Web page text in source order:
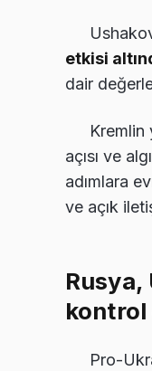
etkisi
dair
Kremlin
açısı ve
adımlara
ve açık
Rusya,
Pro-